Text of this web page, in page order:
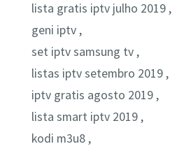
lista gratis iptv julho 2019 ,
geni iptv ,
set iptv samsung tv ,
listas iptv setembro 2019 ,
iptv gratis agosto 2019 ,
lista smart iptv 2019 ,
kodi m3u8 ,